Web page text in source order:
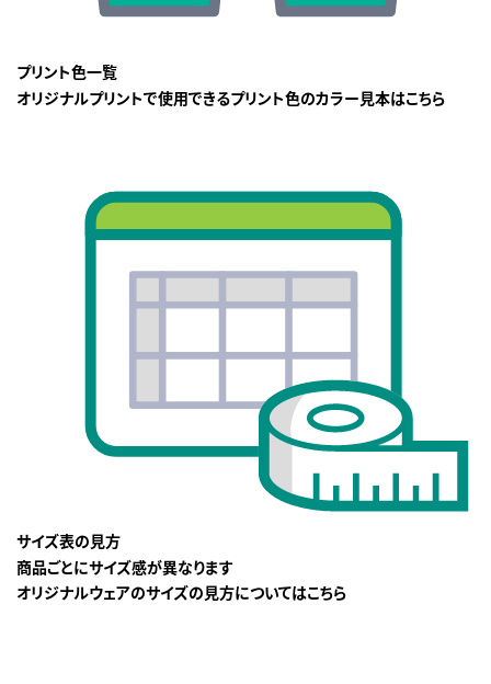
プリント色一覧
オリジナルプリントで使用できるプリント色のカラー見本はこちら
サイズ表の見方
商品ごとにサイズ感が異なります
オリジナルウェアのサイズの見方についてはこちら